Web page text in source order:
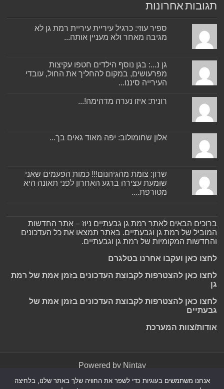
תגובות אחרונות
ספיר עוזי: כרגיל עיריית עיריית רמת גן לא
מגיבה מאחר ולא מעניין אותה...
גן נ...: בגן נוסף הילדים חטפו עקיצות
מפרעושים, במקום להחליך את החול, עובדי
העירייה סיננו...
רונית: איזו נערה מדהימה!...
אלון שחומולוב: יפה מאוד גאים בך...
שרון: צומת מהגיהנום!!! כמות הפעמים שאני
שומעת עצירה ברגע האחרון לפני תאונה היא
מטורפת....
ברוכים הבאים לאתר רמת גן גבעתיים ניוז – אתר החדשות
המוביל של רמת גן וגבעתיים. באתר תמצאו את כל העדכונים
והחדשות המקומיות של רמת גן וגבעתיים.
לחצו כאן ועקבו אחרנו בטלגרם
לחצו כאן להצטרפות לקבוצת העדכונים בזמן אמת של רמת
גן
לחצו כאן להצטרפות לקבוצת העדכונים בזמן אמת של
גבעתיים
אודות/צוות המערכת
Powered by Nintay
אנחנו משתמשים בעוגיות כדי לשפר את החוויה שלך באתר שלנו, בלחיצה